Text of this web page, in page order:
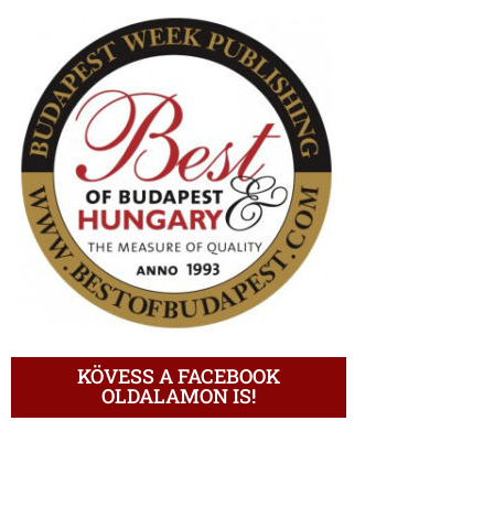
KÖVESS A FACEBOOK
OLDALAMON IS!